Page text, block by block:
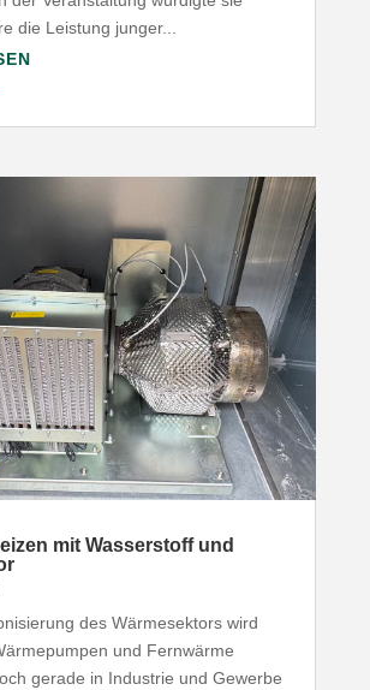
die Leistung junger...
mit Wasser­stoff und
des Wärme­sektors wird
und Fernwärme
gerade in Industrie und Gewerbe